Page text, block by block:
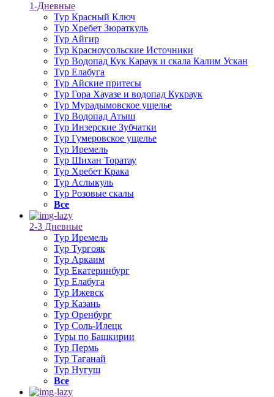
1-Дневные
Тур Красный Ключ
Тур Хребет Зюраткуль
Тур Айгир
Тур Красноусольские Источники
Тур Водопад Кук Караук и скала Калим Ускан
Тур Елабуга
Тур Айские притесы
Тур Гора Хауазе и водопад Кукраук
Тур Мурадымовское ущелье
Тур Водопад Атыш
Тур Инзерские Зубчатки
Тур Гумеровское ущелье
Тур Иремель
Тур Шихан Торатау
Тур Хребет Крака
Тур Аслыкуль
Тур Розовые скалы
Все
2-3 Дневные
Тур Иремель
Тур Тургояк
Тур Аркаим
Тур Екатеринбург
Тур Елабуга
Тур Ижевск
Тур Казань
Тур Оренбург
Тур Соль-Илецк
Туры по Башкирии
Тур Пермь
Тур Таганай
Тур Нугуш
Все